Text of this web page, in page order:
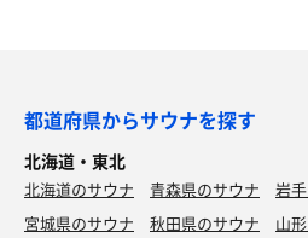
成分豊富な天然炭酸泉で療養
30℃の掛け流し浴槽は泡つき
ここで約20分ゆっくりつかり
都道府県からサウナを探す
北海道・東北
北海道のサウナ 青森県のサウナ
岩
宮城県のサウナ
秋田県のサウナ
山